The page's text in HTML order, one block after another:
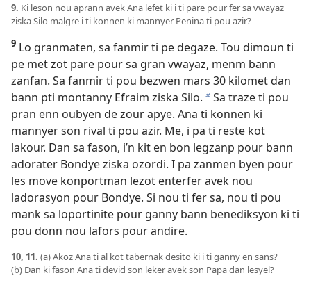
9. Ki leson nou aprann avek Ana lefet ki i ti pare pour fer sa vwayaz
ziska Silo malgre i ti konnen ki mannyer Penina ti pou azir?
9 Lo granmaten, sa fanmir ti pe degaze. Tou dimoun ti
pe met zot pare pour sa gran vwayaz, menm bann
zanfan. Sa fanmir ti pou bezwen mars 30 kilomet dan
bann pti montanny Efraim ziska Silo. bSa traze ti pou
pran enn oubyen de zour apye. Ana ti konnen ki
mannyer son rival ti pou azir. Me, i pa ti reste kot
lakour. Dan sa fason, i’n kit en bon legzanp pour bann
adorater Bondye ziska ozordi. I pa zanmen byen pour
les move konportman lezot enterfer avek nou
ladorasyon pour Bondye. Si nou ti fer sa, nou ti pou
mank sa loportinite pour ganny bann benediksyon ki ti
pou donn nou lafors pour andire.
10, 11. (a) Akoz Ana ti al kot tabernak desito ki i ti ganny en sans?
(b) Dan ki fason Ana ti devid son leker avek son Papa dan lesyel?